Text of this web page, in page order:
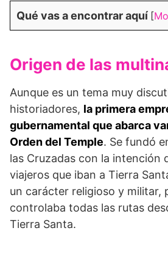
Qué vas a encontrar aquí [
Origen de las
Aunque es un tema muy
historiadores, la primera
gubernamental que abarca
Orden del Temple. Se fundó
las Cruzadas con la intención
viajeros que iban a Tierra
un carácter religioso y militar,
controlaba todas las rutas
Tierra Santa.